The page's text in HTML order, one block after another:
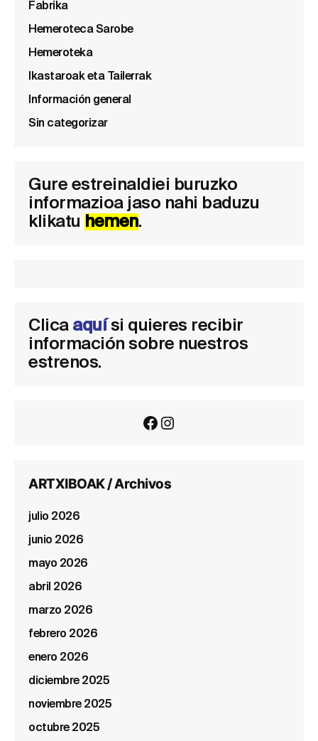
Fabrika
Hemeroteca Sarobe
Hemeroteka
Ikastaroak eta Tailerrak
Información general
Sin categorizar
Gure estreinaldiei buruzko
informazioa jaso nahi baduzu
klikatu hemen.
Clica aquísi quieres recibir
información sobre nuestros
estrenos.
Facebook
Instagram
ARTXIBOAK / Archivos
julio 2026
junio 2026
mayo 2026
abril 2026
marzo 2026
febrero 2026
enero 2026
diciembre 2025
noviembre 2025
octubre 2025